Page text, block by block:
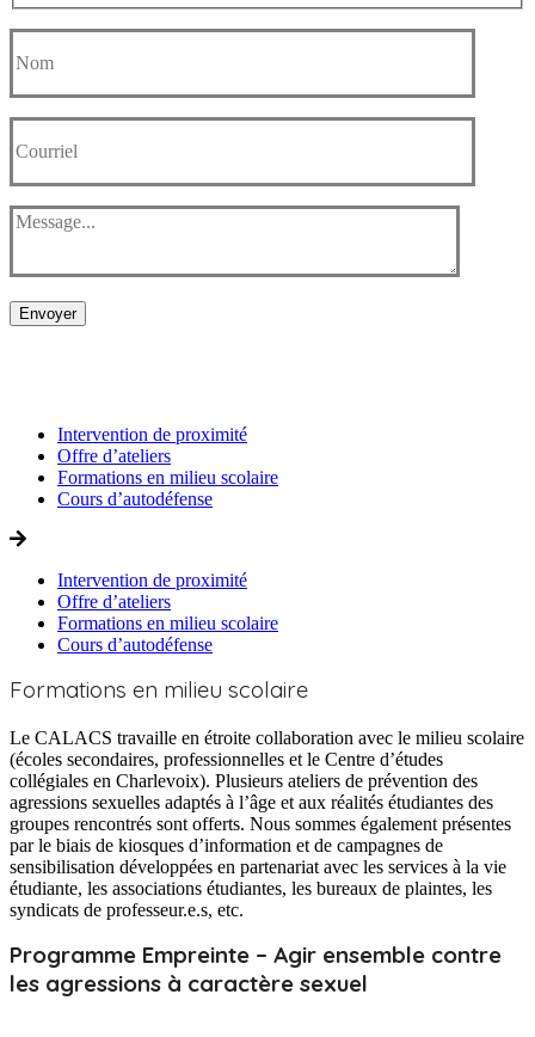
Envoyer
Intervention de proximité
Offre d’ateliers
Formations en milieu scolaire
Cours d’autodéfense
Intervention de proximité
Offre d’ateliers
Formations en milieu scolaire
Cours d’autodéfense
Formations en milieu scolaire
Le CALACS travaille en étroite collaboration avec le milieu scolaire
(écoles secondaires, professionnelles et le Centre d’études
collégiales en Charlevoix). Plusieurs ateliers de prévention des
agressions sexuelles adaptés à l’âge et aux réalités étudiantes des
groupes rencontrés sont offerts. Nous sommes également présentes
par le biais de kiosques d’information et de campagnes de
sensibilisation développées en partenariat avec les services à la vie
étudiante, les associations étudiantes, les bureaux de plaintes, les
syndicats de professeur.e.s, etc.
Programme Empreinte – Agir ensemble contre
les agressions à caractère sexuel